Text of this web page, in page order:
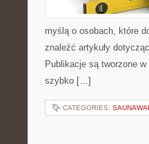
myślą o osobach, które
znaleźć artykuły
Publikacje są tworzone
szybko […]
CATEGORIES: